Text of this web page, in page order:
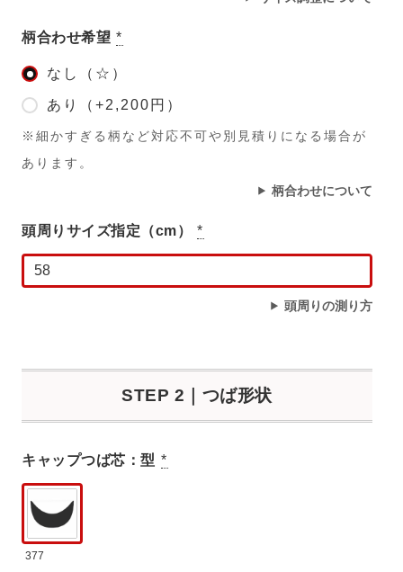
柄合わせ希望 *
なし（☆）
あり（+2,200円）
※細かすぎる柄など対応不可や別見積りになる場合が
あります。
柄合わせについて
頭周りサイズ指定（cm） *
頭周りの測り方
STEP 2｜つば形状
キャップつば芯：型 *
377